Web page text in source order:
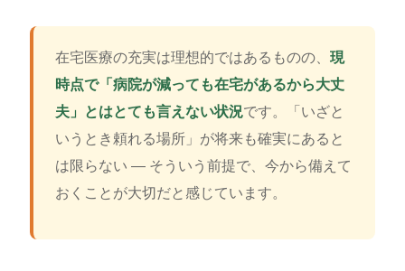
在宅医療の充実は理想的ではあるものの、 現
時点で「病院が減っても在宅があるから大丈
夫」とはとても言えない状況です。「いざと
いうとき頼れる場所」が将来も確実にあると
は限らない ― そういう前提で、今から備えて
おくことが大切だと感じています。